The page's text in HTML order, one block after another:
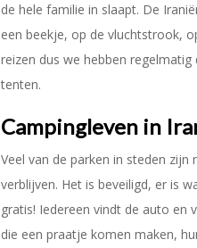
de hele familie in slaapt. De
een beekje, op de vluchtstrook,
reizen dus we hebben
tenten.
Campingleven in
Veel van de parken in steden
verblijven. Het is beveiligd, er is
gratis! Iedereen vindt de auto en
die een praatje komen maken,